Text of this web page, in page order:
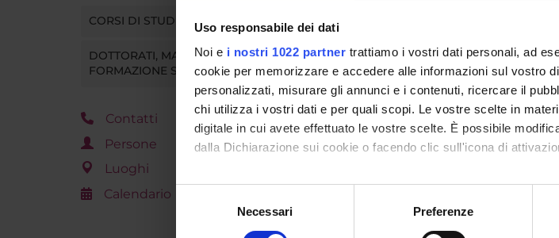
Uso responsabile dei dati
Noi e i nostri 1022 partner trattiamo i vostri dati personali, ad
cookie per memorizzare e accedere alle informazioni sul vostro
personalizzati, misurare gli annunci e i contenuti, ricercare il
chi utilizza i vostri dati e per quali scopi. Le vostre scelte in
digitale in cui avete effettuato le vostre scelte. È possibile
dalla Dichiarazione sui cookie o facendo clic sull'icona di
Con il tuo consenso, vorremmo anche:
raccogliere informazioni sulla tua posizione geografica,
Necessari Preferenze
CORSI DI STUDIO
DOTTORATI, MASTER E
FORMAZIONE SUPERIORE
Contatti
Persone
Luoghi
Calendario
ORARIO LEZIONI